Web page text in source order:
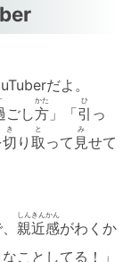
だよ。
ごし方
かた
」「引
ひ
っ
切
き
り 取
と
って 見
み
せて
親近感
しんきんかん
がわくか
ことしてる！」